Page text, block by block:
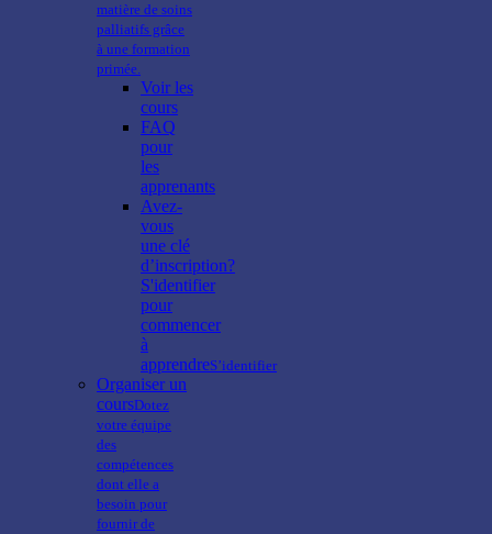
matière de soins
palliatifs grâce
à une formation
primée.
Voir les
cours
FAQ
pour
les
apprenants
Avez-
vous
une clé
d’inscription?
S'identifier
pour
commencer
à
apprendreS’identifier
Organiser un
coursDotez
votre équipe
des
compétences
dont elle a
besoin pour
fournir de